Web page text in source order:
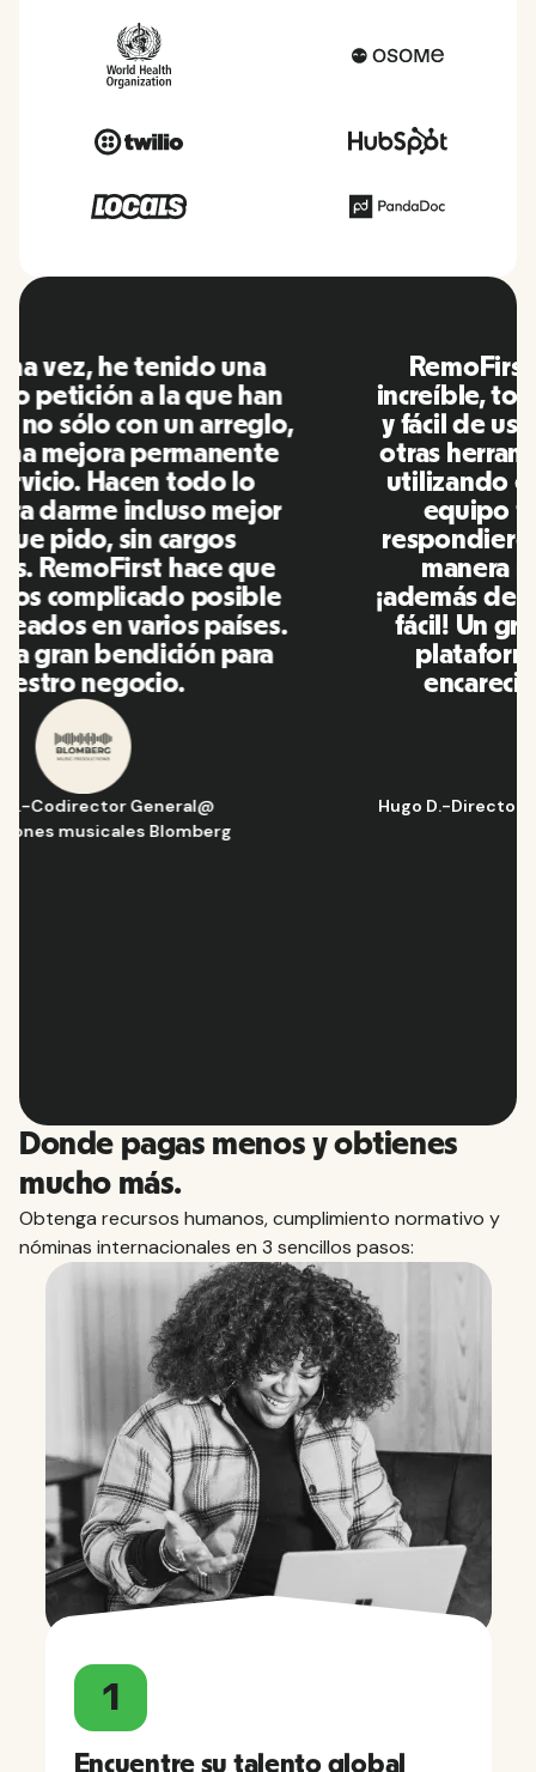
RemoFirst es una plataforma
increíble, todo es muy fácil de usar
y fácil de usar en comparación con
otras herramientas que he estado
utilizando en el pasado. Inna y el
equipo fueron puntuales y
respondieron a mis preguntas de
manera más que oportuna,
¡además de hacernos la vida súper
fácil! Un gran equipo y una gran
plataforma, la recomendaré
encarecidamente a mi red.
Hugo D.-Director de Operaciones y Estrategia@
Aflorítmico
Donde pagas menos y obtienes
mucho más.
Obtenga recursos humanos, cumplimiento normativo y
nóminas internacionales en 3 sencillos pasos:
1
Encuentre su talento global